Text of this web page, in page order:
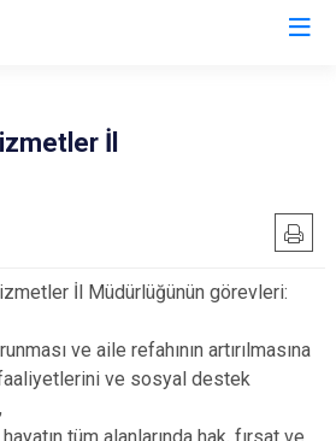
İl
İl Müdürlüğünün görevleri:
ve aile refahının artırılmasına
ve sosyal destek